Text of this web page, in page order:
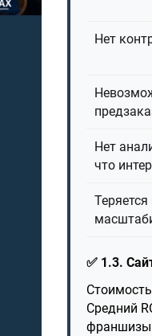
Нет
Нет
что
✅ 1.3.
Средний